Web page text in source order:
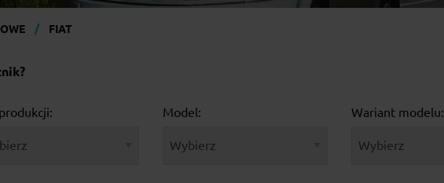
FIAT
Model: Wariant modelu: